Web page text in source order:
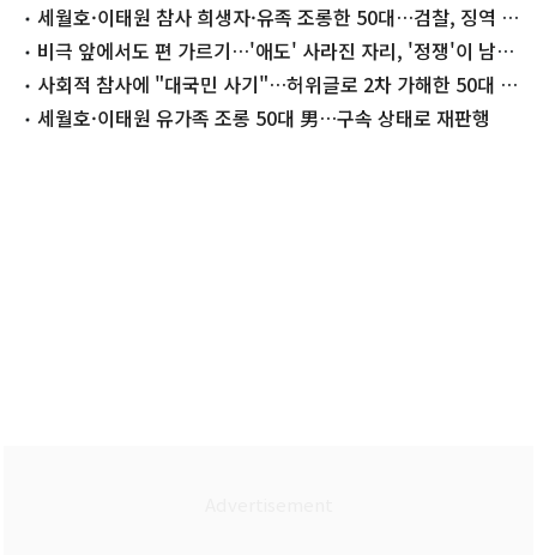
세 세월호·이태원 참사 희생자·유족 조롱한 50대…검찰, 징역 1
년 구형
비극 앞에서도 편 가르기…'애도' 사라진 자리, '정쟁'이 남았
다 사회적 참사에 "대국민 사기"…허위글로 2차 가해한 50대 구
속 세월호·이태원 유가족 조롱 50대 男…구속 상태로 재판행